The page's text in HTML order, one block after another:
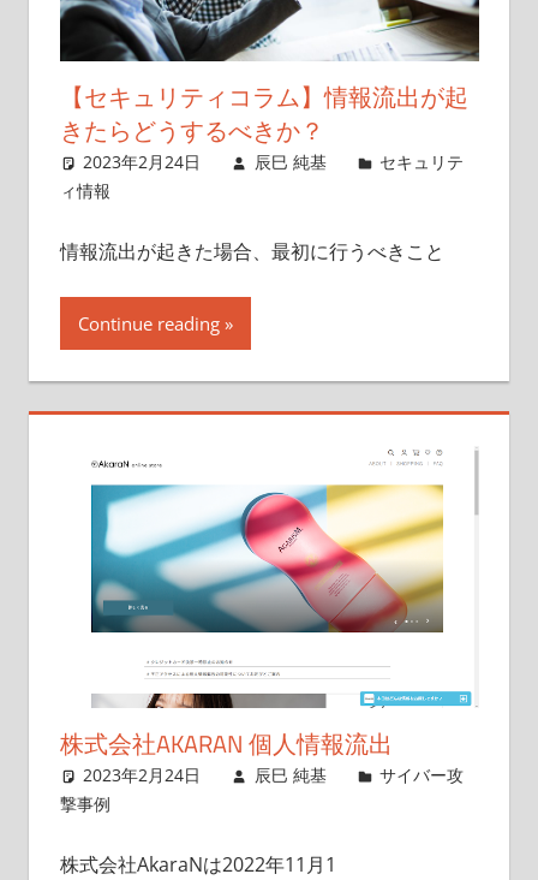
【セキュリティコラム】情報流出が起
きたらどうするべきか？
2023年2月24日 辰巳 純基
セキュリテ
ィ情報
情報流出が起きた場合、最初に行うべきこと
Continue reading
株式会社AKARAN 個人情報流出
2023年2月24日 辰巳 純基
サイバー攻
撃事例
株式会社AkaraNは2022年11月1